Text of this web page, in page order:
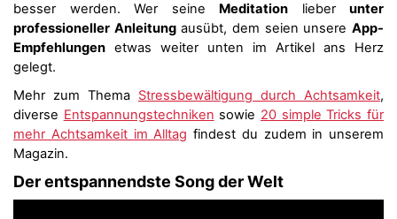
besser werden. Wer seine Meditation lieber unter
professioneller Anleitungausübt, dem seien unsereApp-
Empfehlungen etwas weiter unten im Artikel ans Herz
gelegt.
Mehr zum Thema Stressbewältigung durch Achtsamkeit,
diverse Entspannungstechniken sowie 20 simple Tricks für
mehr Achtsamkeit im Alltag findest du zudem in unserem
Magazin.
Der entspannendste Song der Welt